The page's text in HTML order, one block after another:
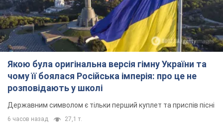
Якою була оригінальна версія гімну України та
чому її боялася Російська імперія: про це не
розповідають у школі
Державним символом є тільки перший куплет та приспів пісні
6 часов назад 27,1 т.